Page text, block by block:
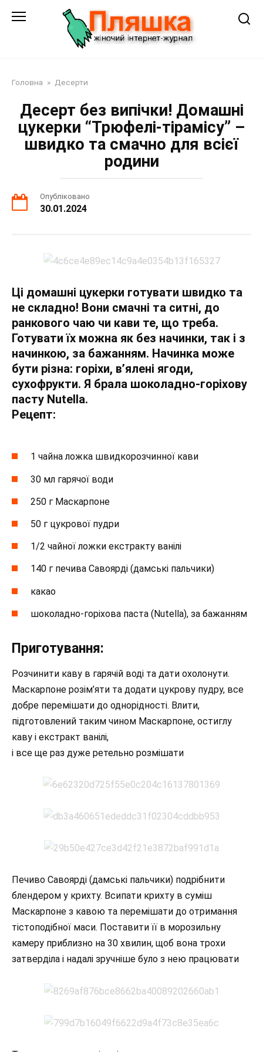
Головна » Десерти
Десерт без випічки! Домашні
цукерки “Трюфелі-тірамісу” –
швидко та смачно для всієї
родини
Опубліковано
30.01.2024
Ці домашні цукерки готувати швидко та
не складно! Вони смачні та ситні, до
ранкового чаю чи кави те, що треба.
Готувати їх можна як без начинки, так і з
начинкою, за бажанням. Начинка може
бути різна: горіхи, в’ялені ягоди,
сухофрукти. Я брала шоколадно-горіхову
пасту Nutella.
Рецепт:
1 чайна ложка швидкорозчинної кави
30 мл гарячої води
250 г Маскарпоне
50 г цукрової пудри
1/2 чайної ложки екстракту ванілі
140 г печива Савоярді (дамські пальчики)
какао
шоколадно-горіхова паста (Nutella), за бажанням
Приготування:
Розчинити каву в гарячій воді та дати охолонути.
Маскарпоне розім’яти та додати цукрову пудру, все
добре перемішати до однорідності. Влити,
підготовлений таким чином Маскарпоне, остиглу
каву і екстракт ванілі,
і все ще раз дуже ретельно розмішати
Печиво Савоярді (дамські пальчики) подрібнити
блендером у крихту. Всипати крихту в суміш
Маскарпоне з кавою та перемішати до отримання
тістоподібної маси. Поставити її в морозильну
камеру приблизно на 30 хвилин, щоб вона трохи
затверділа і надалі зручніше було з нею працювати